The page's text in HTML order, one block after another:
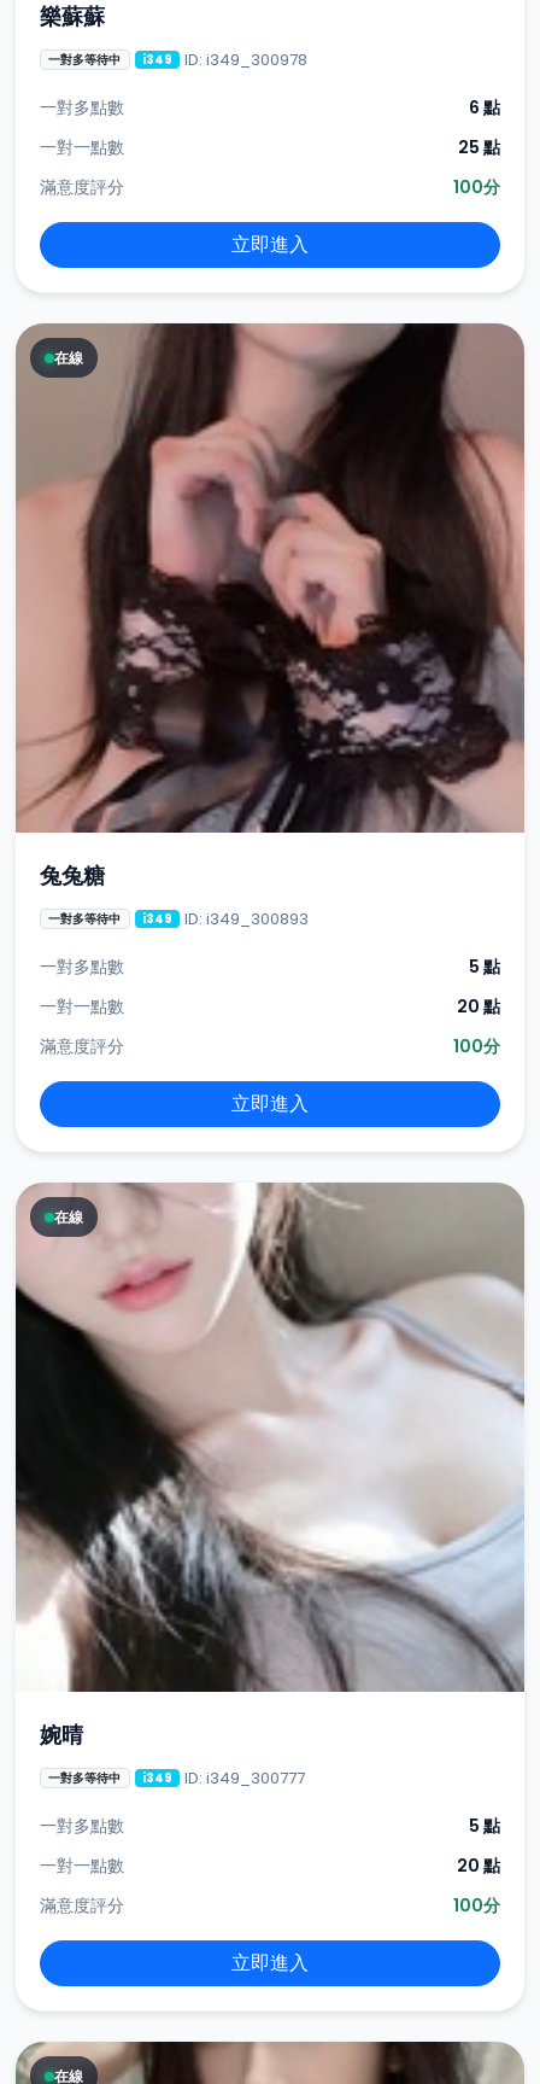
樂蘇蘇
一對多等待中 i349 ID: i349_300978
一對多點數
6 點
一對一點數
25 點
滿意度評分
100分
立即進入
在線
兔兔糖
一對多等待中 i349 ID: i349_300893
一對多點數
5 點
一對一點數
20 點
滿意度評分
100分
立即進入
在線
婉晴
一對多等待中 i349 ID: i349_300777
一對多點數
5 點
一對一點數
20 點
滿意度評分
100分
立即進入
在線